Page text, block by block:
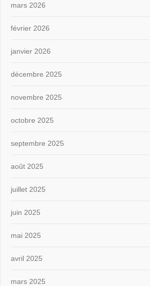
mars 2026
février 2026
janvier 2026
décembre 2025
novembre 2025
octobre 2025
septembre 2025
août 2025
juillet 2025
juin 2025
mai 2025
avril 2025
mars 2025